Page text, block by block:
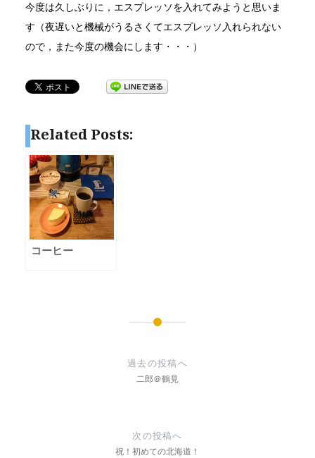
今度は久しぶりに，エスプレッソを入れてみようと思いま
す（夜遅いと機械がうるさくてエスプレッソ入れられない
ので，また今度の機会にします・・・）
Related Posts:
コーヒー
過去の投稿へ
二郎＠鶴見
次の投稿へ
祝！初めての北海道！